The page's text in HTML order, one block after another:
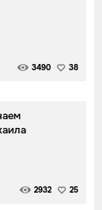
3490 38
2932 25